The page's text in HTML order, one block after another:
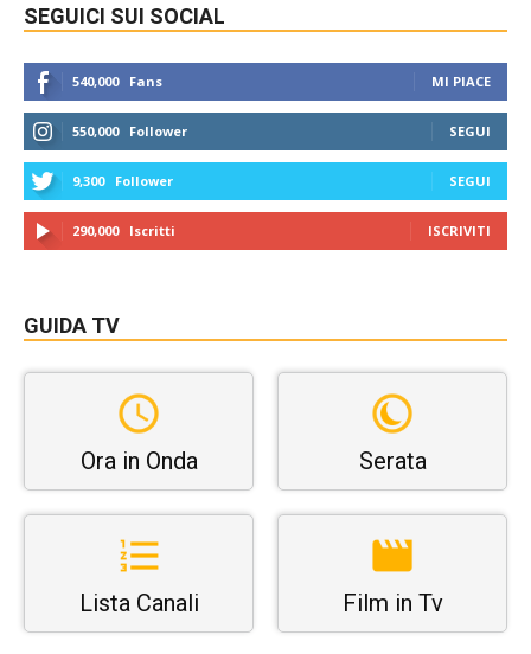
SEGUICI SUI SOCIAL
540,000 Fans MI PIACE
550,000 Follower SEGUI
9,300 Follower SEGUI
290,000 Iscritti ISCRIVITI
GUIDA TV
Ora in Onda Serata
Lista Canali Film in Tv